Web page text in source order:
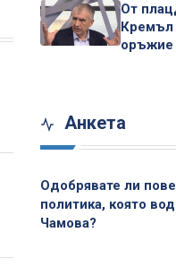
От
оръжие
Анкета
Одобрявате ли
политика, която
Чамова?